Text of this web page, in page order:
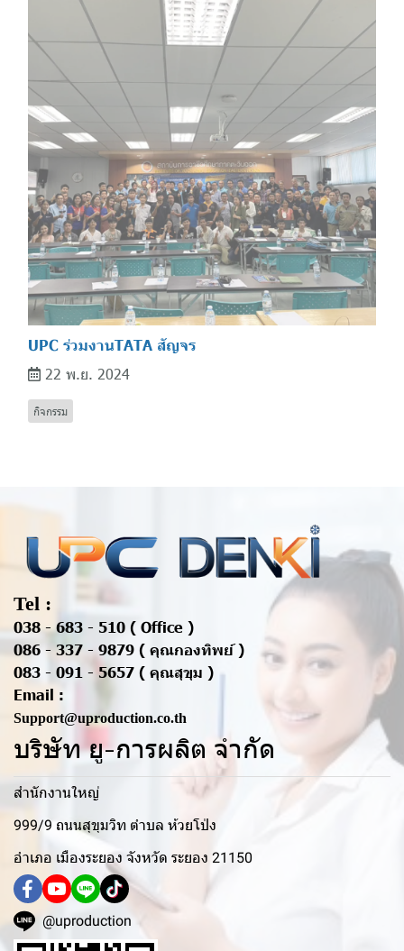
UPC ร่วมงานTATA สัญจร
22 พ.ย. 2024
กิจกรรม
Tel :
038 - 683 - 510 ( Office )
086 - 337 - 9879 ( คุณกองทิพย์ )
083 - 091 - 5657 ( คุณสุขุม )
Email :
Support@uproduction.co.th
บริษัท ยู-การผลิต จำกัด
สำนักงานใหญ่
999/9 ถนนสุขุมวิท ตำบล ห้วยโป่ง
อำเภอ เมืองระยอง จังหวัด ระยอง 21150
@uproduction